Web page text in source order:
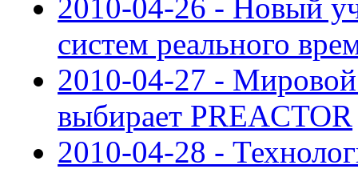
2010-04-26 - Новый
систем реального
2010-04-27 - Мировой
выбирает PREACTOR
2010-04-28 -